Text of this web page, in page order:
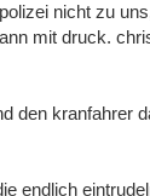
nicht zu
mit druck.
den kranfahrer
endlich